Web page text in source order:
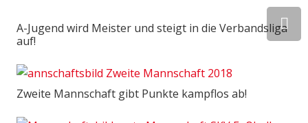
A-Jugend wird Meister und steigt in die Verbandsliga
auf!
Zweite Mannschaft gibt Punkte kampflos ab!